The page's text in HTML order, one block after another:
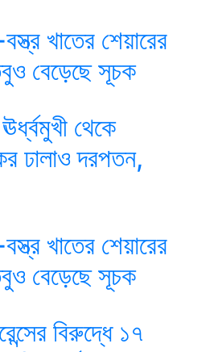
খাতের শেয়ারের
বেড়েছে সূচক
থেকে
ঢালাও দরপতন,
খাতের শেয়ারের
বেড়েছে সূচক
বিরুদ্ধে ১৭